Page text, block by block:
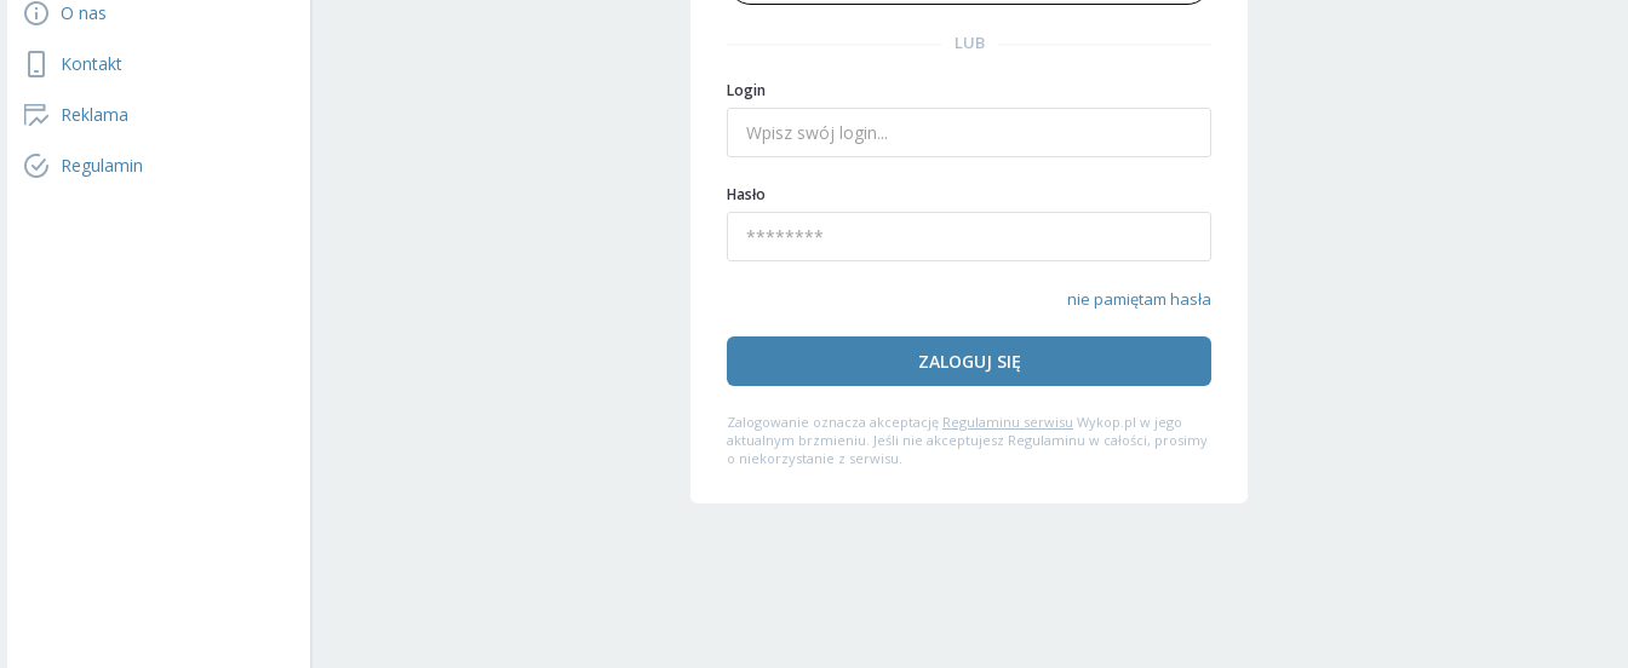
O nas
Kontakt
Reklama
Regulamin
LUB
Login
Hasło
nie pamiętam hasła
ZALOGUJ SIĘ
Zalogowanie oznacza akceptację Regulaminu serwisu Wykop.pl w jego
aktualnym brzmieniu. Jeśli nie akceptujesz Regulaminu w całości, prosimy
o niekorzystanie z serwisu.